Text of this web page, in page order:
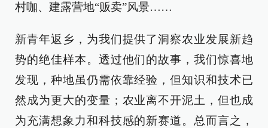
村咖、建露营地“贩卖”风景……
新青年返乡，为我们提供了洞察农业发展新趋
势的绝佳样本。透过他们的故事，我们惊喜地
发现，种地虽仍需依靠经验，但知识和技术已
然成为更大的变量；农业离不开泥土，但也成
为充满想象力和科技感的新赛道。总而言之，